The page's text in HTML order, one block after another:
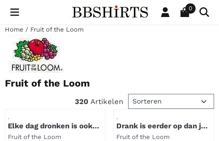
Cookievoorkeuren zijn beschikbaar. Kies instellingen of sta
0
Home / Fruit of the Loom
Fruit of the Loom
320 Artikelen Sorteermethode
Artikelnummer
.
Elke dag dronken is ook
een geregeld leven t-
Merk:
Fruit of the Loom
Artikelnummer
.
Drank is eerder op dan je
lief is t-shirt.
Merk:
Fruit of the Loom